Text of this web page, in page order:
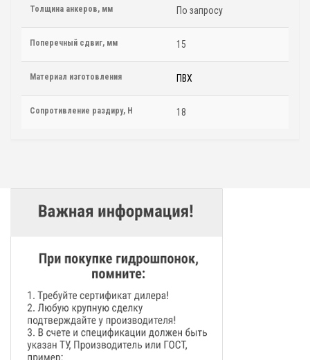
Толщина анкеров, мм По запросу
Поперечный сдвиг, мм 15
Материал изготовления ПВХ
Сопротивление раздиру, Н 18